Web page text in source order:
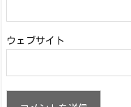
ウェブサイト